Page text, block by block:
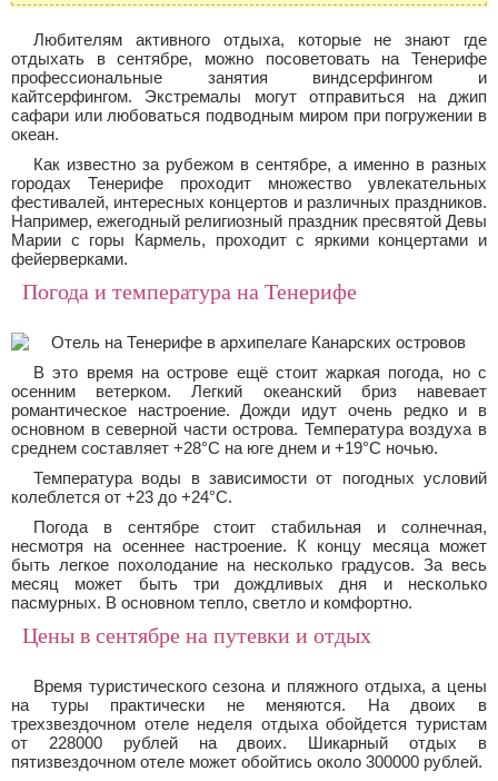
Любителям активного отдыха, которые не знают где
отдыхать в сентябре, можно посоветовать на Тенерифе
профессиональные занятия виндсерфингом и
кайтсерфингом. Экстремалы могут отправиться на джип
сафари или любоваться подводным миром при погружении в
океан.
Как известно за рубежом в сентябре, а именно в разных
городах Тенерифе проходит множество увлекательных
фестивалей, интересных концертов и различных праздников.
Например, ежегодный религиозный праздник пресвятой Девы
Марии с горы Кармель, проходит с яркими концертами и
фейерверками.
Погода и температура на Тенерифе
В это время на острове ещё стоит жаркая погода, но с
осенним ветерком. Легкий океанский бриз навевает
романтическое настроение. Дожди идут очень редко и в
основном в северной части острова. Температура воздуха в
среднем составляет +28°С на юге днем и +19°С ночью.
Температура воды в зависимости от погодных условий
колеблется от +23 до +24°С.
Погода в сентябре стоит стабильная и солнечная,
несмотря на осеннее настроение. К концу месяца может
быть легкое похолодание на несколько градусов. За весь
месяц может быть три дождливых дня и несколько
пасмурных. В основном тепло, светло и комфортно.
Цены в сентябре на путевки и отдых
Время туристического сезона и пляжного отдыха, а цены
на туры практически не меняются. На двоих в
трехзвездочном отеле неделя отдыха обойдется туристам
от 228000 рублей на двоих. Шикарный отдых в
пятизвездочном отеле может обойтись около 300000 рублей.